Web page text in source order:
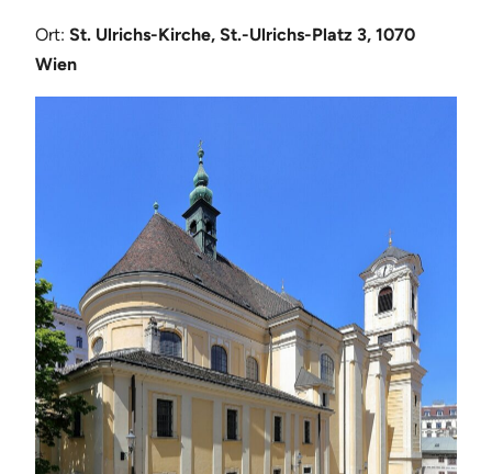
Ort: St. Ulrichs-Kirche, St.-Ulrichs-Platz 3, 1070
Wien